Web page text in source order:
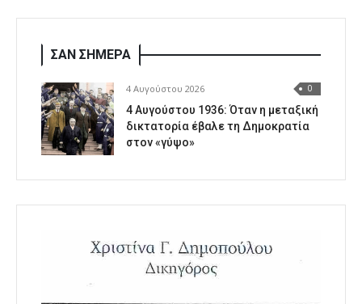
ΣΑΝ ΣΗΜΕΡΑ
4 Αυγούστου 2026 0
4 Αυγούστου 1936: Όταν η μεταξική
δικτατορία έβαλε τη Δημοκρατία
στον «γύψο»